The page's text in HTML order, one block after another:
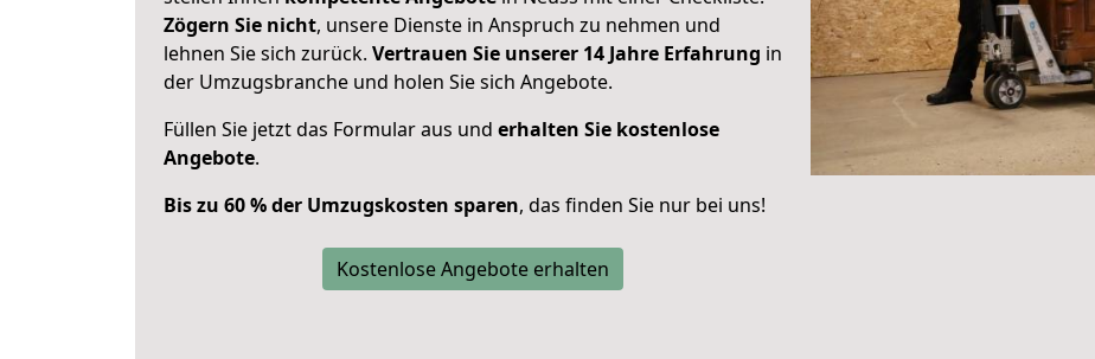
Zögern Sie nicht, unsere Dienste in Anspruch zu nehmen und
lehnen Sie sich zurück. Vertrauen Sie unserer 14 Jahre Erfahrung in
der Umzugsbranche und holen Sie sich Angebote.
Füllen Sie jetzt das Formular aus und erhalten Sie kostenlose
Angebote.
Bis zu 60 % der Umzugskosten sparen, das finden Sie nur bei uns!
Kostenlose Angebote erhalten